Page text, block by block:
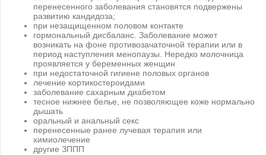
перенесенного заболевания становятся подвержены
развитию кандидоза;
при незащищенном половом контакте
гормональный дисбаланс. Заболевание может
возникать на фоне противозачаточной терапии или в
период наступления менопаузы. Нередко молочница
проявляется у беременных женщин
при недостаточной гигиене половых органов
лечение кортикостероидами
заболевание сахарным диабетом
тесное нижнее белье, не позволяющее коже нормально
дышать
оральный и анальный секс
перенесенные ранее лучевая терапия или
химиолечение
другие ЗППП